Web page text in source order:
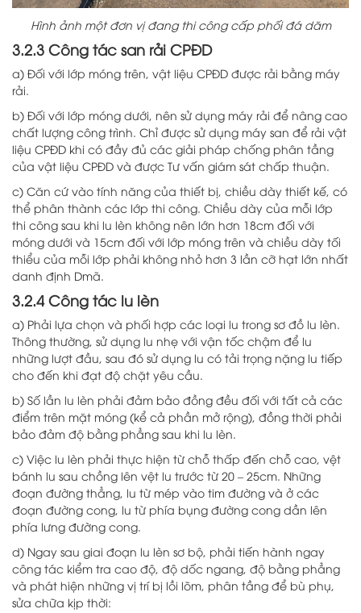
Hình ảnh một đơn vị đang thi công cấp phối đá dăm
3.2.3 Công tác san rải CPĐD
a) Đối với lớp móng trên, vật liệu CPĐD được rải bằng máy
rải.
b) Đối với lớp móng dưới, nên sử dụng máy rải để nâng cao
chất lượng công trình. Chỉ được sử dụng máy san để rải vật
liệu CPĐD khi có đầy đủ các giải pháp chống phân tầng
của vật liệu CPĐD và được Tư vấn giám sát chấp thuận.
c) Căn cứ vào tính năng của thiết bị, chiều dày thiết kế, có
thể phân thành các lớp thi công. Chiều dày của mỗi lớp
thi công sau khi lu lèn không nên lớn hơn 18cm đối với
móng dưới và 15cm đối với lớp móng trên và chiều dày tối
thiểu của mỗi lớp phải không nhỏ hơn 3 lần cỡ hạt lớn nhất
danh định Dmã.
3.2.4 Công tác lu lèn
a) Phải lựa chọn và phối hợp các loại lu trong sơ đồ lu lèn.
Thông thường, sử dụng lu nhẹ với vận tốc chậm để lu
những lượt đầu, sau đó sử dụng lu có tải trọng nặng lu tiếp
cho đến khi đạt độ chặt yêu cầu.
b) Số lần lu lèn phải đảm bảo đồng đều đối với tất cả các
điểm trên mặt móng (kể cả phần mở rộng), đồng thời phải
bảo đảm độ bằng phẳng sau khi lu lèn.
c) Việc lu lèn phải thực hiện từ chỗ thấp đến chỗ cao, vệt
bánh lu sau chồng lên vệt lu trước từ 20 – 25cm. Những
đoạn đường thẳng, lu từ mép vào tim đường và ở các
đoạn đường cong, lu từ phía bụng đường cong dần lên
phía lưng đường cong.
d) Ngay sau giai đoạn lu lèn sơ bộ, phải tiến hành ngay
công tác kiểm tra cao độ, độ dốc ngang, độ bằng phẳng
và phát hiện những vị trí bị lồi lõm, phân tầng để bù phụ,
sửa chữa kịp thời: